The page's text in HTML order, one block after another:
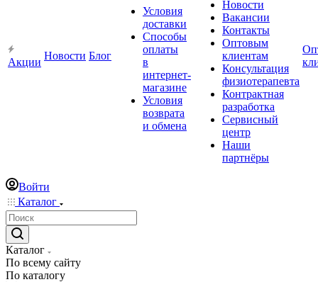
Акции
Новости Блог
Условия
доставки
Способы
оплаты
в
интернет-
магазине
Условия
возврата
и обмена
Новости
Вакансии
Контакты
Оптовым
клиентам
Консультация
физиотерапевта
Контрактная
разработка
Сервисный
центр
Наши
партнёры
Войти
Каталог
Каталог
По всему сайту
По каталогу